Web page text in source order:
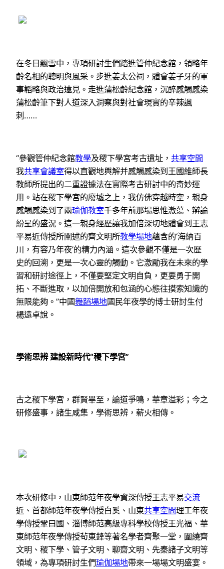
在冬日飄雪中，專項研討生們踏進管仲紀念館，領略年
齡名相的聰明與風采。步進姜太公祠，體會姜子牙的軍
事韜略與政治遠見。走進蒲松齡紀念館，沉醉感觸感染
蒲松齡筆下對人道深入洞察與對社會現實的辛辣諷
刺……
“參觀管仲紀念館教學及稷下學宮考古遺址， 共享空間
我共享會議室得以直觀地輿解并感觸感染到王國維師長
教師所提出的二重證據法在實際考古研討中的奇妙運
用。站在稷下學宮的廢墟之上，我仿佛穿越時空，親身
感觸感染到了兩瑜伽教室千多年前那場思惟激蕩、辯論
紛呈的盛況。這一親身經歷讓我加倍深切地體會到王志
平易近傳授所闡述的齊文明所教學場地蘊含的‘海納百
川，有容乃年夜’的精力內涵。這次參觀不僅是一次歷
史的回溯，更是一次心靈的觸動。它激勵我在未來的學
習和研討途徑上，不僅要堅定文明自負，更要勇于開
拓、不斷進取，以加倍開放和包涵的心態往摸索知識的
無限能夠。”中國舞蹈場地國民年夜學的博士研討生付
楊遠卓說。
學術思辨 建設新時代“稷下學宮”
古之稷下學宮，群賢畢至，論道爭鳴，華章溢彩；今之
研修盛事，諸生咸集，學術思辨，薪火相傳。
本次研修中，山東師范年夜學資深傳授王志平易交流
近、首都師范年夜學傳授白奚、山東共享空間理工年夜
學傳授鞏曰國、淄博師范高級專科學校傳授王光福、華
東師范年夜學傳授茍東鋒等著名學者齊聚一堂，圍繞齊
文明、稷下學、管子文明、聊齋文明、先秦諸子文明等
領域，為專項研討生們瑜伽場地帶來一場場文明盛宴。